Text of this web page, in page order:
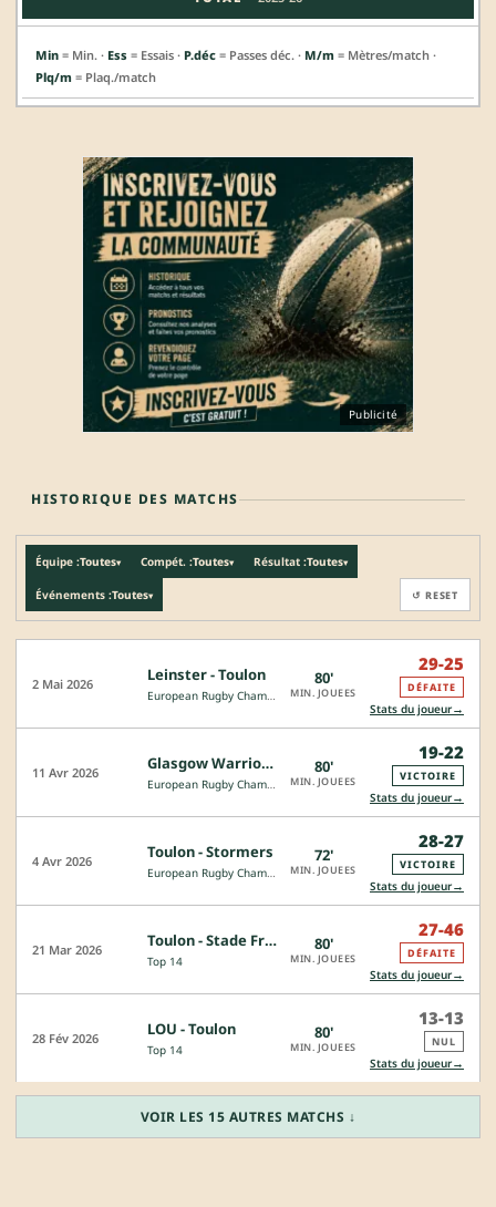
Min = Min. · Ess = Essais · P.déc = Passes déc. · M/m = Mètres/match ·
Plq/m = Plaq./match
Publicité
HISTORIQUE DES MATCHS
Équipe :Toutes▾ Compét. :Toutes▾ Résultat :Toutes▾
Événements :Toutes▾ ↺ RESET
2 Mai 2026 Leinster - Toulon
European Rugby Champions Cup
80'
MIN. JOUEES
29-25
DÉFAITE
Stats du joueur→
11 Avr 2026 Glasgow Warriors - Toulon
European Rugby Champions Cup
80'
MIN. JOUEES
19-22
VICTOIRE
Stats du joueur→
4 Avr 2026 Toulon - Stormers
European Rugby Champions Cup
72'
MIN. JOUEES
28-27
VICTOIRE
Stats du joueur→
21 Mar 2026 Toulon - Stade Français
Top 14
80'
MIN. JOUEES
27-46
DÉFAITE
Stats du joueur→
28 Fév 2026 LOU - Toulon
Top 14
80'
MIN. JOUEES
13-13
NUL
Stats du joueur→
VOIR LES 15 AUTRES MATCHS ↓